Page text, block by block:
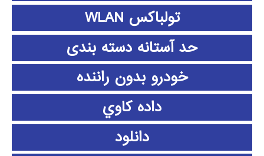
تولباکس WLAN
حد آستانه دسته بندی
خودرو بدون راننده
داده كاوي
دانلود